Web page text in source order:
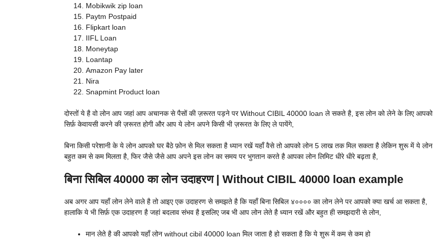
Mobikwik zip loan
Paytm Postpaid
Flipkart loan
IIFL Loan
Moneytap
Loantap
Amazon Pay later
Nira
Snapmint Product loan
दोस्तों ये है वो लोन आप जहां आप अचानक से पैसों की ज़रूरत पड़ने पर Without CIBIL 40000 loan ले सकते है, इस लोन को लेने के लिए आपको
सिर्फ़ केवायसी करने की ज़रूरत होगी और आप ये लोन अपने किसी भी ज़रूरत के लिए ले पायेंगे,
बिना किसी परेशानी के ये लोन आपको घर बैठे फ़ोन से मिल सकता है ध्यान रखें यहाँ वैसे तो आपको लोन 5 लाख तक मिल सकता है लेकिन शुरू में ये लोन
बहुत कम से कम मिलता है, फिर जैसे जैसे आप अपने इस लोन का समय पर भुगतान करते है आपका लोन लिमिट धीरे धीरे बढ़ता है,
बिना सिबिल 40000 का लोन उदाहरण | Without CIBIL 40000 loan example
अब अगर आप यहाँ लोन लेने वाले है तो आइए एक उदाहरण से समझते है कि यहाँ बिना सिबिल ४०००० का लोन लेने पर आपको क्या खर्च आ सकता है,
हालाकि ये भी सिर्फ़ एक उदाहरण है जहां बदलाव संभव है इसलिए जब भी आप लोन लेते है ध्यान रखें और बहुत ही समझदारी से लोन,
मान लेते है की आपको यहाँ लोन without cibil 40000 loan मिल जाता है हो सकता है कि ये शुरू में कम से कम हो